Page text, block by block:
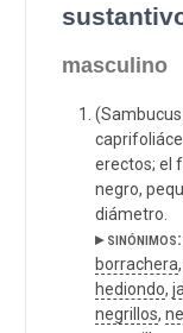
masculino
erectos; el
negro,
diámetro.
▸ sinónimos:
borrachera,
hediondo,
negrillos,